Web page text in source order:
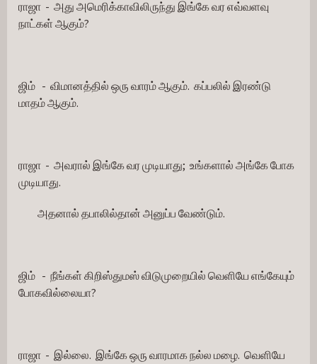
ராஜா  -  அது அமெரிக்காவிலிருந்து இங்கே வர எவ்வளவு
நாட்கள் ஆகும்?
ஜிம்   -  விமானத்தில் ஒரு வாரம் ஆகும்.  கப்பலில் இரண்டு
மாதம் ஆகும்.
ராஜா  -  அவரால் இங்கே வர முடியாது;  உங்களால் அங்கே போக
முடியாது.
அதனால் தபாலில்தான் அனுப்ப வேண்டும்.
ஜிம்   -  நீங்கள் கிறிஸ்துமஸ் விடுமுறையில் வெளியே எங்கேயும்
போகவில்லையா?
ராஜா  -  இல்லை.  இங்கே ஒரு வாரமாக நல்ல மழை.  வெளியே